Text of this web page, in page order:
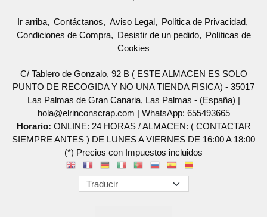
Ir arriba Contáctanos Aviso Legal
Política de Privacidad
Condiciones de Compra
Desistir de un pedido
Políticas de
Cookies
C/ Tablero de Gonzalo, 92 B ( ESTE ALMACEN ES SOLO
PUNTO DE RECOGIDA Y NO UNA TIENDA FISICA) - 35017
Las Palmas de Gran Canaria, Las Palmas - (España) |
hola@elrinconscrap.com | WhatsApp: 655493665
Horario: ONLINE: 24 HORAS / ALMACEN: ( CONTACTAR
SIEMPRE ANTES ) DE LUNES A VIERNES DE 16:00 A 18:00
(*) Precios con Impuestos incluidos